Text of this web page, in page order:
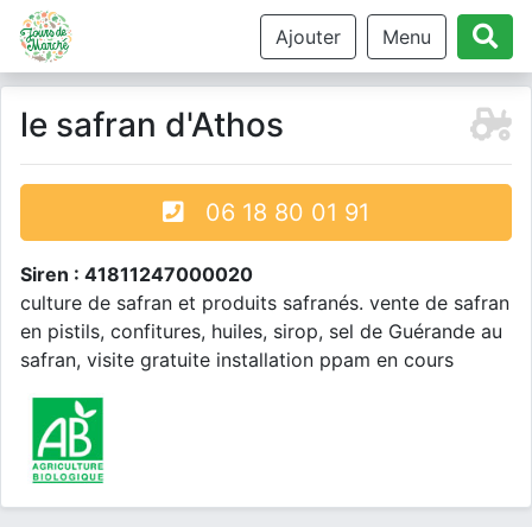
Ajouter Menu
le safran d'Athos
06 18 80 01 91
Siren : 41811247000020
culture de safran et produits safranés. vente de safran
en pistils, confitures, huiles, sirop, sel de Guérande au
safran, visite gratuite installation ppam en cours